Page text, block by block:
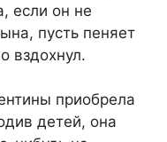
если он не
пусть пеняет
вздохнул.
приобрела
детей, она